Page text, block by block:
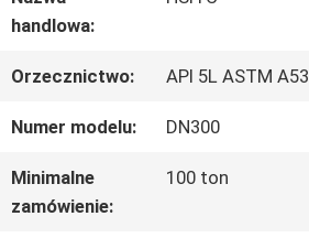
WYCIECZKA
PO
FABRYCE
handlowa:
Orzecznictwo: API 5L ASTM A53
Numer modelu: DN300
Minimalne
zamówienie:
100 ton